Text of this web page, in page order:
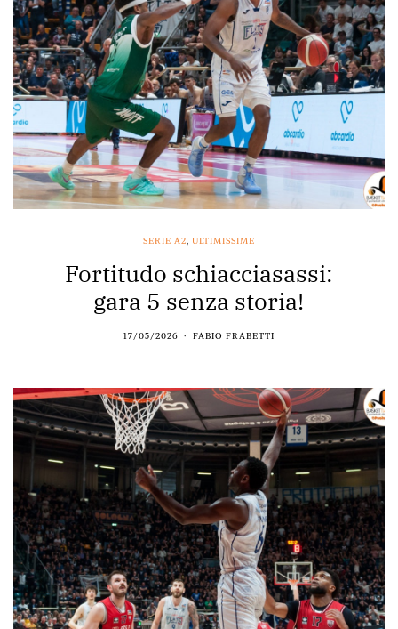
SERIE A2, ULTIMISSIME
Fortitudo schiacciasassi:
gara 5 senza storia!
17/05/2026 FABIO FRABETTI